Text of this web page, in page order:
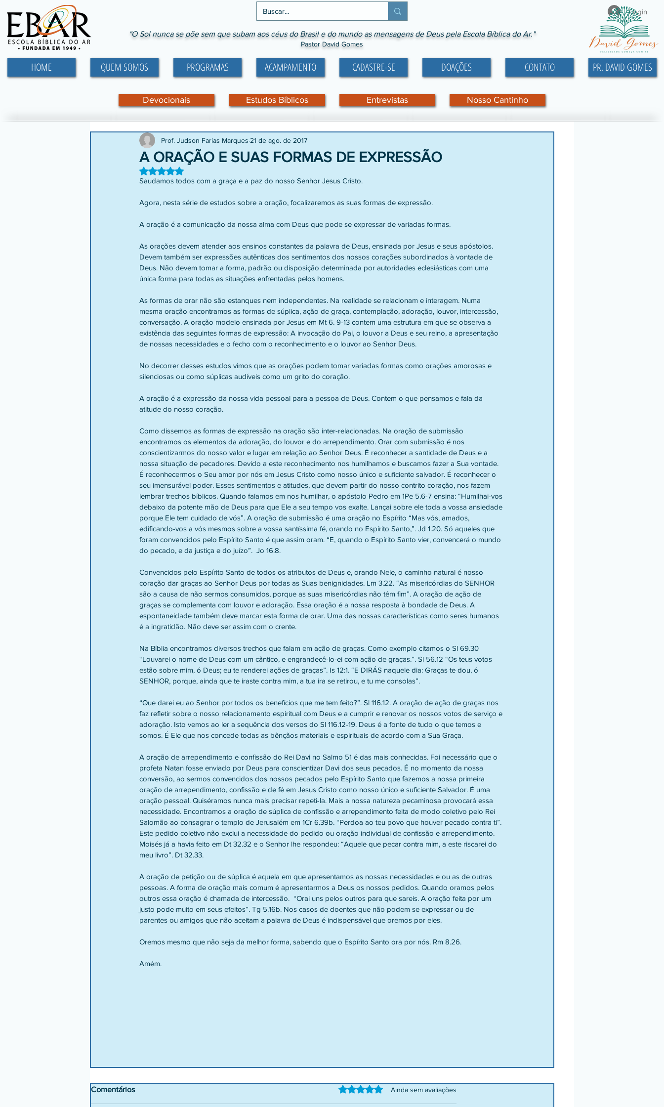
Login
"O Sol nunca se põe sem que subam aos céus do Brasil e do mundo as mensagens de Deus pela Escola Bíblica do Ar."
Pastor David Gomes
HOME QUEM SOMOS PROGRAMAS ACAMPAMENTO CADASTRE-SE DOAÇÕES CONTATO PR. DAVID GOMES
Devocionais Estudos Bíblicos Entrevistas Nosso Cantinho
A ORAÇÃO E SUAS FORMAS DE EXPRESSÃO
Prof. Judson Farias Marques 21 de ago. de 2017
Avaliado com NaN de 5 estrelas.
Saudamos todos com a graça e a paz do nosso Senhor Jesus Cristo.
Agora, nesta série de estudos sobre a oração, focalizaremos as suas formas de expressão.
A oração é a comunicação da nossa alma com Deus que pode se expressar de variadas formas.
As orações devem atender aos ensinos constantes da palavra de Deus, ensinada por Jesus e seus apóstolos.
Devem também ser expressões autênticas dos sentimentos dos nossos corações subordinados à vontade de
Deus. Não devem tomar a forma, padrão ou disposição determinada por autoridades eclesiásticas com uma
única forma para todas as situações enfrentadas pelos homens.
As formas de orar não são estanques nem independentes. Na realidade se relacionam e interagem. Numa
mesma oração encontramos as formas de súplica, ação de graça, contemplação, adoração, louvor, intercessão,
conversação. A oração modelo ensinada por Jesus em Mt 6. 9-13 contem uma estrutura em que se observa a
existência das seguintes formas de expressão: A invocação do Pai, o louvor a Deus e seu reino, a apresentação
de nossas necessidades e o fecho com o reconhecimento e o louvor ao Senhor Deus.
No decorrer desses estudos vimos que as orações podem tomar variadas formas como orações amorosas e
silenciosas ou como súplicas audíveis como um grito do coração.
A oração é a expressão da nossa vida pessoal para a pessoa de Deus. Contem o que pensamos e fala da
atitude do nosso coração.
Como dissemos as formas de expressão na oração são inter-relacionadas. Na oração de submissão
encontramos os elementos da adoração, do louvor e do arrependimento. Orar com submissão é nos
conscientizarmos do nosso valor e lugar em relação ao Senhor Deus. É reconhecer a santidade de Deus e a
nossa situação de pecadores. Devido a este reconhecimento nos humilhamos e buscamos fazer a Sua vontade.
É reconhecermos o Seu amor por nós em Jesus Cristo como nosso único e suficiente salvador. É reconhecer o
seu imensurável poder. Esses sentimentos e atitudes, que devem partir do nosso contrito coração, nos fazem
lembrar trechos bíblicos. Quando falamos em nos humilhar, o apóstolo Pedro em 1Pe 5.6-7 ensina: “Humilhai-vos
debaixo da potente mão de Deus para que Ele a seu tempo vos exalte. Lançai sobre ele toda a vossa ansiedade
porque Ele tem cuidado de vós”. A oração de submissão é uma oração no Espírito “Mas vós, amados,
edificando-vos a vós mesmos sobre a vossa santíssima fé, orando no Espírito Santo,”. Jd 1.20. Só aqueles que
foram convencidos pelo Espírito Santo é que assim oram. “E, quando o Espírito Santo vier, convencerá o mundo
do pecado, e da justiça e do juízo”.  Jo 16.8.
Convencidos pelo Espírito Santo de todos os atributos de Deus e, orando Nele, o caminho natural é nosso
coração dar graças ao Senhor Deus por todas as Suas benignidades. Lm 3.22. “As misericórdias do SENHOR
são a causa de não sermos consumidos, porque as suas misericórdias não têm fim”. A oração de ação de
graças se complementa com louvor e adoração. Essa oração é a nossa resposta à bondade de Deus. A
espontaneidade também deve marcar esta forma de orar. Uma das nossas características como seres humanos
é a ingratidão. Não deve ser assim com o crente.
Na Bíblia encontramos diversos trechos que falam em ação de graças. Como exemplo citamos o Sl 69.30
“Louvarei o nome de Deus com um cântico, e engrandecê-lo-ei com ação de graças.”. Sl 56.12 “Os teus votos
estão sobre mim, ó Deus; eu te renderei ações de graças”. Is 12:1. “E DIRÁS naquele dia: Graças te dou, ó
SENHOR, porque, ainda que te iraste contra mim, a tua ira se retirou, e tu me consolas”.
“Que darei eu ao Senhor por todos os benefícios que me tem feito?”. Sl 116.12. A oração de ação de graças nos
faz refletir sobre o nosso relacionamento espiritual com Deus e a cumprir e renovar os nossos votos de serviço e
adoração. Isto vemos ao ler a sequência dos versos do Sl 116.12-19. Deus é a fonte de tudo o que temos e
somos. É Ele que nos concede todas as bênçãos materiais e espirituais de acordo com a Sua Graça.
A oração de arrependimento e confissão do Rei Davi no Salmo 51 é das mais conhecidas. Foi necessário que o
profeta Natan fosse enviado por Deus para conscientizar Davi dos seus pecados. É no momento da nossa
conversão, ao sermos convencidos dos nossos pecados pelo Espírito Santo que fazemos a nossa primeira
oração de arrependimento, confissão e de fé em Jesus Cristo como nosso único e suficiente Salvador. É uma
oração pessoal. Quiséramos nunca mais precisar repeti-la. Mais a nossa natureza pecaminosa provocará essa
necessidade. Encontramos a oração de súplica de confissão e arrependimento feita de modo coletivo pelo Rei
Salomão ao consagrar o templo de Jerusalém em 1Cr 6.39b. “Perdoa ao teu povo que houver pecado contra ti”.
Este pedido coletivo não exclui a necessidade do pedido ou oração individual de confissão e arrependimento.
Moisés já a havia feito em Dt 32.32 e o Senhor lhe respondeu: “Aquele que pecar contra mim, a este riscarei do
meu livro”. Dt 32.33.
A oração de petição ou de súplica é aquela em que apresentamos as nossas necessidades e ou as de outras
pessoas. A forma de oração mais comum é apresentarmos a Deus os nossos pedidos. Quando oramos pelos
outros essa oração é chamada de intercessão.  “Orai uns pelos outros para que sareis. A oração feita por um
justo pode muito em seus efeitos”. Tg 5.16b. Nos casos de doentes que não podem se expressar ou de
parentes ou amigos que não aceitam a palavra de Deus é indispensável que oremos por eles.
Oremos mesmo que não seja da melhor forma, sabendo que o Espírito Santo ora por nós. Rm 8.26.
Amém.
Comentários Avaliado com 0 de 5 estrelas.
Ainda sem avaliações